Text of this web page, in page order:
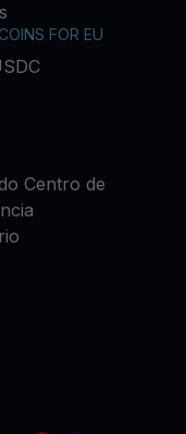
FOR EU
Centro de